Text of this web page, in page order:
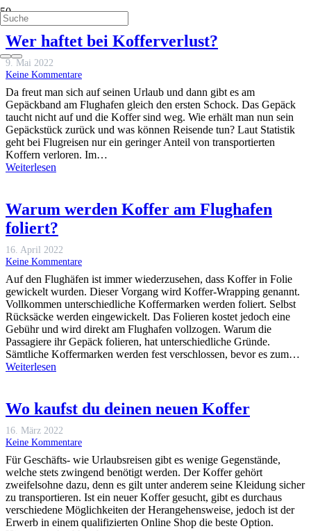
Wer haftet bei Kofferverlust?
9. Mai 2022
Keine Kommentare
Da freut man sich auf seinen Urlaub und dann gibt es am
Gepäckband am Flughafen gleich den ersten Schock. Das Gepäck
taucht nicht auf und die Koffer sind weg. Wie erhält man nun sein
Gepäckstück zurück und was können Reisende tun? Laut Statistik
geht bei Flugreisen nur ein geringer Anteil von transportierten
Koffern verloren. Im…
Weiterlesen
Warum werden Koffer am Flughafen
foliert?
16. April 2022
Keine Kommentare
Auf den Flughäfen ist immer wiederzusehen, dass Koffer in Folie
gewickelt wurden. Dieser Vorgang wird Koffer-Wrapping genannt.
Vollkommen unterschiedliche Koffermarken werden foliert. Selbst
Rücksäcke werden eingewickelt. Das Folieren kostet jedoch eine
Gebühr und wird direkt am Flughafen vollzogen. Warum die
Passagiere ihr Gepäck folieren, hat unterschiedliche Gründe.
Sämtliche Koffermarken werden fest verschlossen, bevor es zum…
Weiterlesen
Wo kaufst du deinen neuen Koffer
16. März 2022
Keine Kommentare
Für Geschäfts- wie Urlaubsreisen gibt es wenige Gegenstände,
welche stets zwingend benötigt werden. Der Koffer gehört
zweifelsohne dazu, denn es gilt unter anderem seine Kleidung sicher
zu transportieren. Ist ein neuer Koffer gesucht, gibt es durchaus
verschiedene Möglichkeiten der Herangehensweise, jedoch ist der
Erwerb in einem qualifizierten Online Shop die beste Option.